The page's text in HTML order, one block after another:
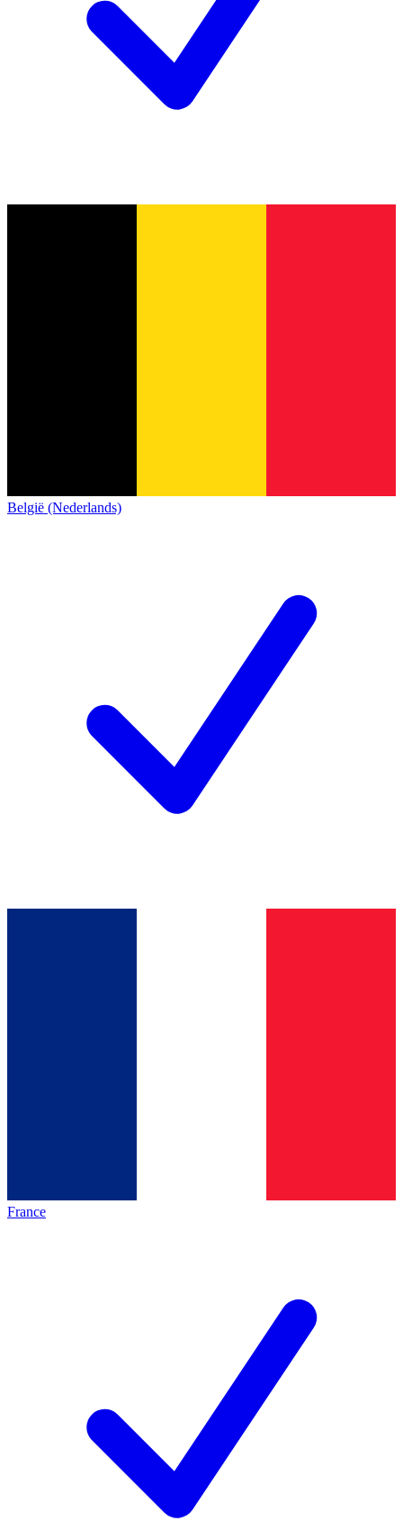
België (Nederlands)
France